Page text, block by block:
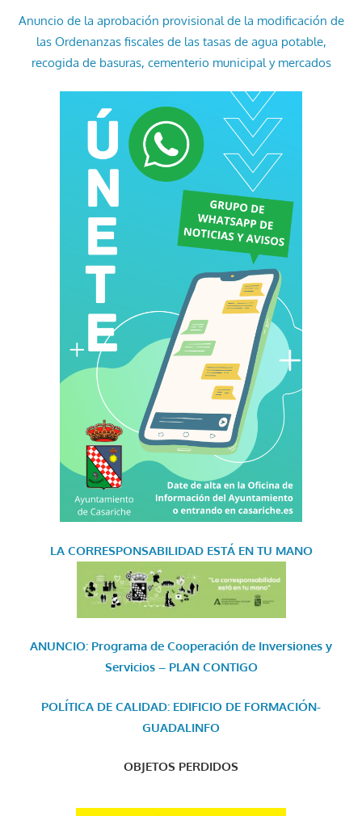
Anuncio de la aprobación provisional de la modificación de
las Ordenanzas fiscales de las tasas de agua potable,
recogida de basuras, cementerio municipal y mercados
LA CORRESPONSABILIDAD ESTÁ EN TU MANO
ANUNCIO: Programa de Cooperación de Inversiones y
Servicios – PLAN CONTIGO
POLÍTICA DE CALIDAD: EDIFICIO DE FORMACIÓN-
GUADALINFO
OBJETOS PERDIDOS